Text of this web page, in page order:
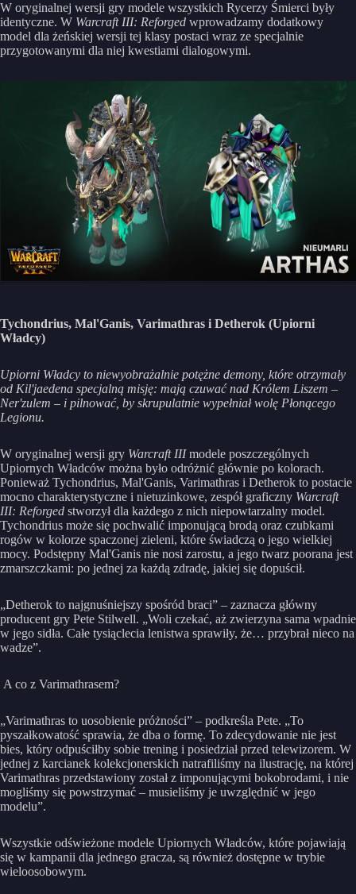
W oryginalnej wersji gry modele wszystkich Rycerzy Śmierci były
identyczne. W Warcraft III: Reforged wprowadzamy dodatkowy
model dla żeńskiej wersji tej klasy postaci wraz ze specjalnie
przygotowanymi dla niej kwestiami dialogowymi.
Tychondrius, Mal'Ganis, Varimathras i Detherok (Upiorni
Władcy)
Upiorni Władcy to niewyobrażalnie potężne demony, które otrzymały
od Kil'jaedena specjalną misję: mają czuwać nad Królem Liszem –
Ner'zulem – i pilnować, by skrupulatnie wypełniał wolę Płonącego
Legionu.
W oryginalnej wersji gry Warcraft IIImodele poszczególnych
Upiornych Władców można było odróżnić głównie po kolorach.
Ponieważ Tychondrius, Mal'Ganis, Varimathras i Detherok to postacie
mocno charakterystyczne i nietuzinkowe, zespół graficzny Warcraft
III: Reforged stworzył dla każdego z nich niepowtarzalny model.
Tychondrius może się pochwalić imponującą brodą oraz czubkami
rogów w kolorze spaczonej zieleni, które świadczą o jego wielkiej
mocy. Podstępny Mal'Ganis nie nosi zarostu, a jego twarz poorana jest
zmarszczkami: po jednej za każdą zdradę, jakiej się dopuścił.
„Detherok to najgnuśniejszy spośród braci” – zaznacza główny
producent gry Pete Stilwell. „Woli czekać, aż zwierzyna sama wpadnie
w jego sidła. Całe tysiąclecia lenistwa sprawiły, że… przybrał nieco na
wadze”.
A co z Varimathrasem?
„Varimathras to uosobienie próżności” – podkreśla Pete. „To
pyszałkowatość sprawia, że dba o formę. To zdecydowanie nie jest
bies, który odpuściłby sobie trening i posiedział przed telewizorem. W
jednej z karcianek kolekcjonerskich natrafiliśmy na ilustrację, na której
Varimathras przedstawiony został z imponującymi bokobrodami, i nie
mogliśmy się powstrzymać – musieliśmy je uwzględnić w jego
modelu”.
Wszystkie odświeżone modele Upiornych Władców, które pojawiają
się w kampanii dla jednego gracza, są również dostępne w trybie
wieloosobowym.